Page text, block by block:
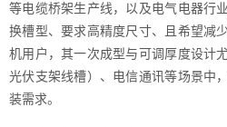
等电缆桥架生产线，以及电气电器行
换槽型、要求高精度尺寸、且希望减
机用户，其一次成型与可调厚度设计
光伏支架线槽）、电信通讯等场景中
装需求。